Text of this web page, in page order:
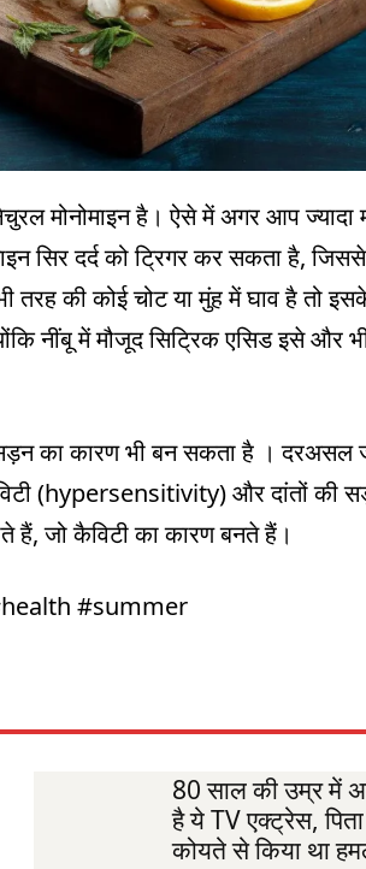
मोनोमाइन है। ऐसे में अगर आप ज्यादा
सिर दर्द को ट्रिगर कर सकता है,
की कोई चोट या मुंह में घाव है तो
नींबू में मौजूद सिट्रिक एसिड इसे और
का कारण भी बन सकता है । दरअसल
(hypersensitivity) और दांतों की
हैं, जो कैविटी का कारण बनते हैं।
#summer
80 साल की उम्र में
है ये TV एक्ट्रेस,
कोयते से किया था